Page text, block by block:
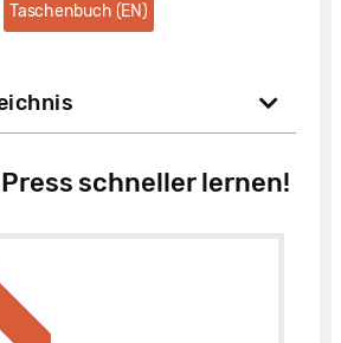
Taschenbuch (EN)
schneller lernen!